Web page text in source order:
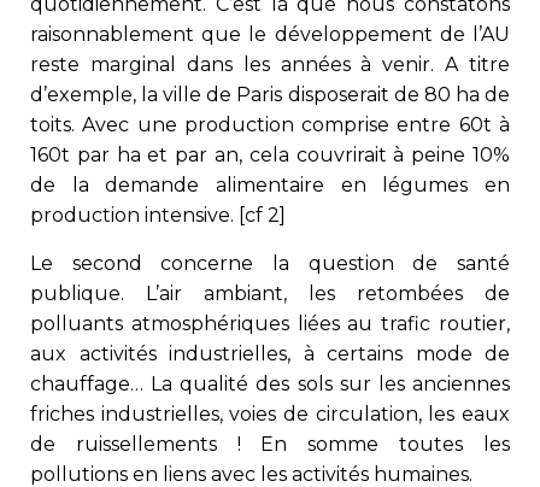
raisonnablement que le développement de l’AU
reste marginal dans les années à venir. A titre
d’exemple, la ville de Paris disposerait de 80 ha de
toits. Avec une production comprise entre 60t à
160t par ha et par an, cela couvrirait à peine 10%
de la demande alimentaire en légumes en
production intensive. [cf 2]
Le second concerne la question de santé
publique. L’air ambiant, les retombées de
polluants atmosphériques liées au trafic routier,
aux activités industrielles, à certains mode de
chauffage… La qualité des sols sur les anciennes
friches industrielles, voies de circulation, les eaux
de ruissellements ! En somme toutes les
pollutions en liens avec les activités humaines.